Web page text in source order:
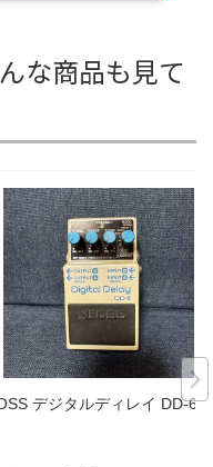
な商品も見て
デジタルディレイ DD-6